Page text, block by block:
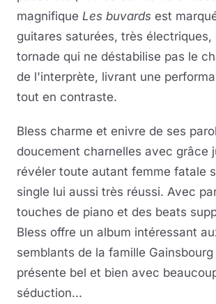
magnifique Les buvards est
guitares saturées, très électriques,
tornade qui ne déstabilise pas le
de l'interprète, livrant une
tout en contraste.
Bless charme et enivre de ses
doucement charnelles avec grâce
révéler toute autant femme fatale
single lui aussi très réussi. Avec
touches de piano et des beats
Bless offre un album intéressant
semblants de la famille
présente bel et bien avec
séduction...